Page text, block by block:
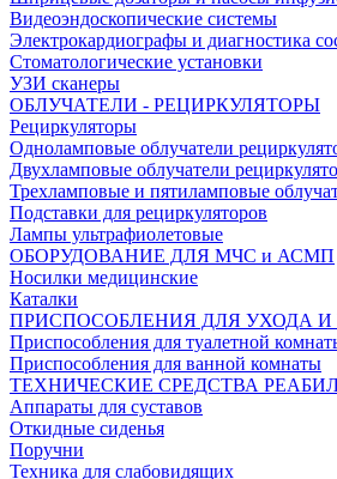
Видеоэндоскопические системы
Электрокардиографы и диагностика
Стоматологические установки
УЗИ сканеры
ОБЛУЧАТЕЛИ - РЕЦИРКУЛЯТОРЫ
Рециркуляторы
Одноламповые облучатели
Двухламповые облучатели
Трехламповые и пятиламповые
Подставки для рециркуляторов
Лампы ультрафиолетовые
ОБОРУДОВАНИЕ ДЛЯ МЧС и АСМП
Носилки медицинские
Каталки
ПРИСПОСОБЛЕНИЯ ДЛЯ УХОДА
Приспособления для туалетной
Приспособления для ванной комнаты
ТЕХНИЧЕСКИЕ СРЕДСТВА
Аппараты для суставов
Откидные сиденья
Поручни
Техника для слабовидящих